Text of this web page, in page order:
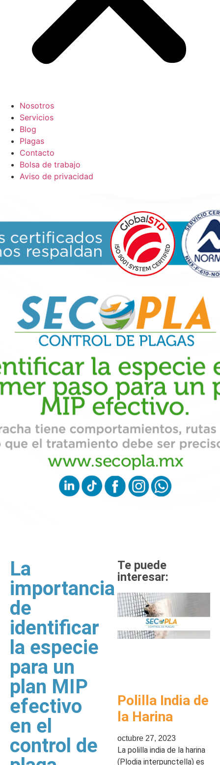
Nosotros
Servicios
Blog
Plagas
Contacto
Bolsa de trabajo
Aviso de privacidad
La
importancia
de
identificar
la especie
para un
plan MIP
efectivo
en el
control de
Te puede
interesar:
Polilla India de
la Harina
octubre 27, 2023
La polilla india de la harina
(Plodia interpunctella) es